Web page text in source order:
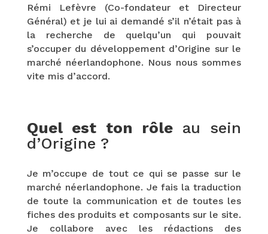
Rémi Lefèvre (Co-fondateur et Directeur
Général) et je lui ai demandé s’il n’était pas à
la recherche de quelqu’un qui pouvait
s’occuper du développement d’Origine sur le
marché néerlandophone. Nous nous sommes
vite mis d’accord.
Quel est ton rôle au sein
d’Origine ?
Je m’occupe de tout ce qui se passe sur le
marché néerlandophone. Je fais la traduction
de toute la communication et de toutes les
fiches des produits et composants sur le site.
Je collabore avec les rédactions des